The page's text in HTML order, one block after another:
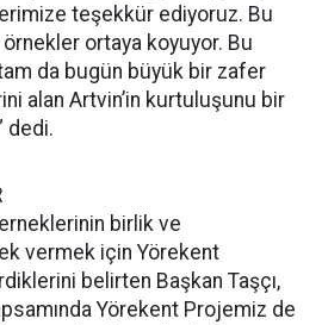
teşekkür ediyoruz. Bu
ortaya koyuyor. Bu
da bugün büyük bir zafer
alan Artvin’in kurtuluşunu bir
dedi.
birlik ve
vermek için Yörekent
belirten Başkan Taşçı,
Yörekent Projemiz de